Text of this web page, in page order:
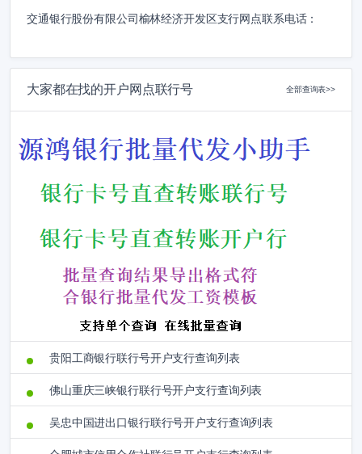
交通银行股份有限公司榆林经济开发区支行网点联系电话：
大家都在找的开户网点联行号 全部查询表>>
贵阳工商银行联行号开户支行查询列表
佛山重庆三峡银行联行号开户支行查询列表
吴忠中国进出口银行联行号开户支行查询列表